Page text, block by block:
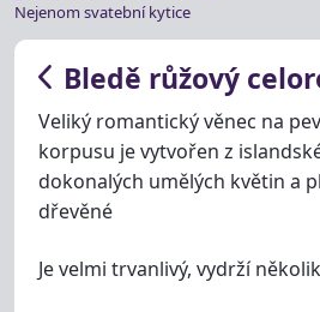
Nejenom svatební kytice
Bledě růžový
Veliký romantický věnec na
korpusu je vytvořen z
dokonalých umělých květin a
dřevěné
Je velmi trvanlivý, vydrží